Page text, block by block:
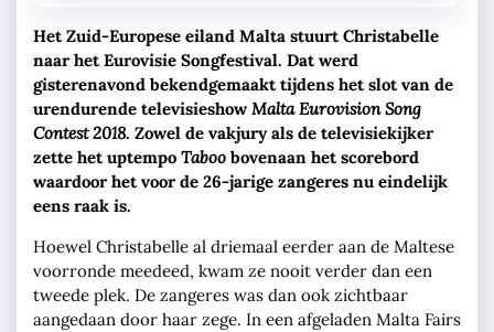
Het Zuid-Europese eiland Malta stuurt Christabelle
naar het Eurovisie Songfestival. Dat werd
gisterenavond bekendgemaakt tijdens het slot van de
urendurende televisieshow Malta Eurovision Song
Contest 2018. Zowel de vakjury als de televisiekijker
zette het uptempo Taboo bovenaan het scorebord
waardoor het voor de 26-jarige zangeres nu eindelijk
eens raak is.
Hoewel Christabelle al driemaal eerder aan de Maltese
voorronde meedeed, kwam ze nooit verder dan een
tweede plek. De zangeres was dan ook zichtbaar
aangedaan door haar zege. In een afgeladen Malta Fairs